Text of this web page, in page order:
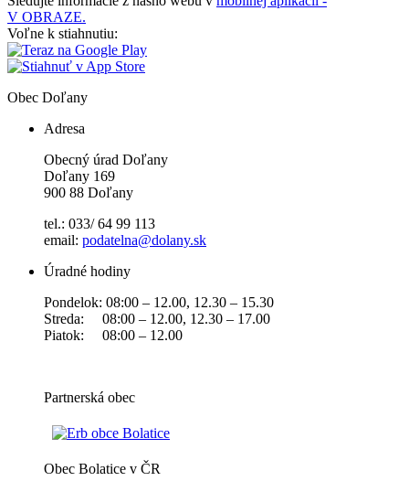
V OBRAZE.
Voľne k stiahnutiu:
Obec Doľany
Adresa
Obecný úrad Doľany
Doľany 169
900 88 Doľany
tel.: 033/ 64 99 113
email: podatelna@dolany.sk
Úradné hodiny
Pondelok: 08:00 – 12.00, 12.30 – 15.30
Streda: 08:00 – 12.00, 12.30 – 17.00
Piatok: 08:00 – 12.00
Partnerská obec
Obec Bolatice v ČR